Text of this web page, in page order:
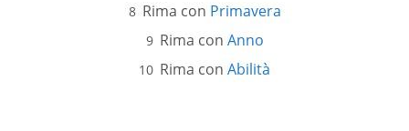
Rima con Primavera
Rima con Anno
Rima con Abilità